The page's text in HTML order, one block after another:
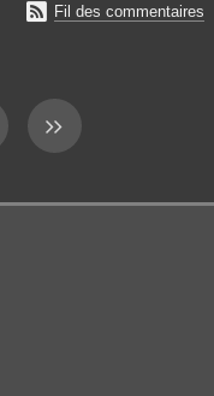
 Fil des commentaires